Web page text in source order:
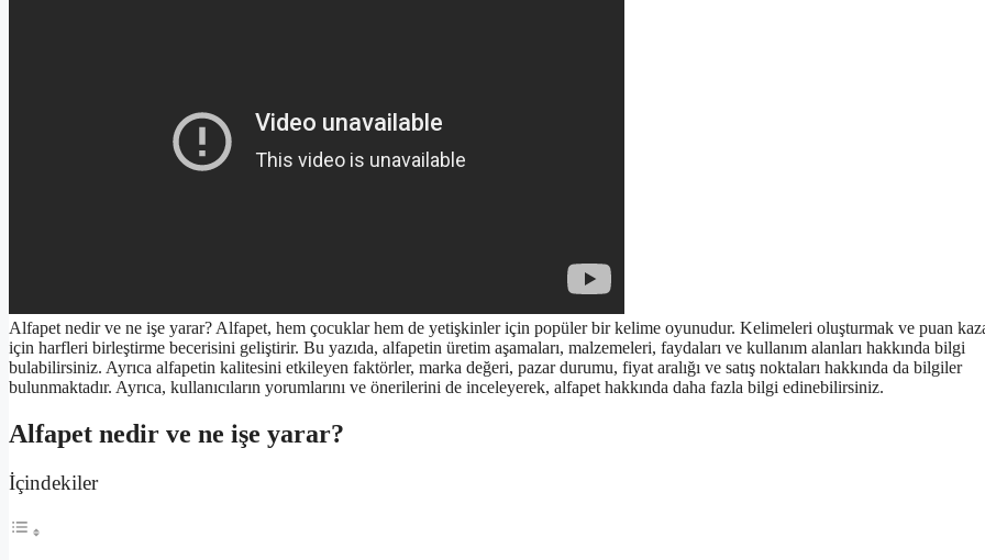
Alfapet nedir ve ne işe yarar? Alfapet, hem çocuklar hem de yetişkinler için popüler bir kelime oyunudur. Kelimeleri oluşturmak ve puan
için harfleri birleştirme becerisini geliştirir. Bu yazıda, alfapetin üretim aşamaları, malzemeleri, faydaları ve kullanım alanları hakkında bilgi
bulabilirsiniz. Ayrıca alfapetin kalitesini etkileyen faktörler, marka değeri, pazar durumu, fiyat aralığı ve satış noktaları hakkında da bilgiler
bulunmaktadır. Ayrıca, kullanıcıların yorumlarını ve önerilerini de inceleyerek, alfapet hakkında daha fazla bilgi edinebilirsiniz.
Alfapet nedir ve ne işe yarar?
İçindekiler